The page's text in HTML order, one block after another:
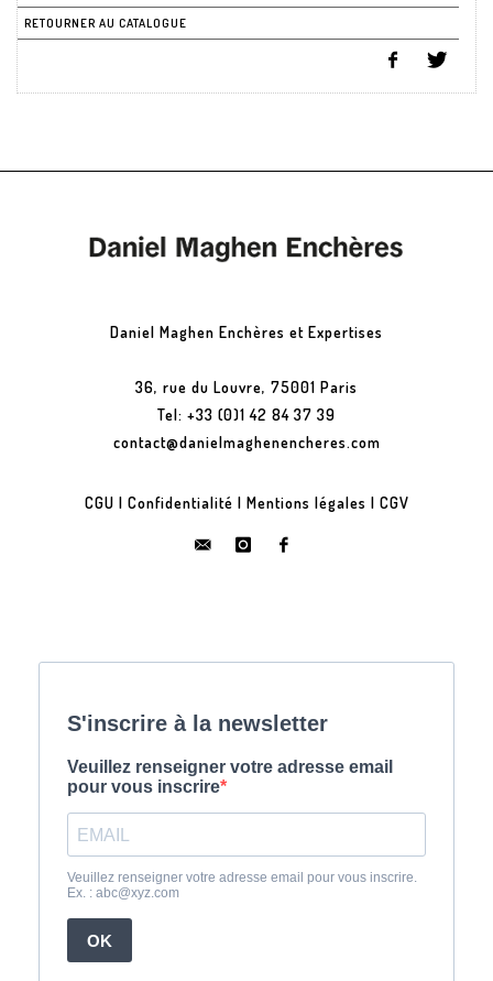
RETOURNER AU CATALOGUE
Daniel Maghen Enchères et Expertises
36, rue du Louvre, 75001 Paris
Tel: +33 (0)1 42 84 37 39
contact@danielmaghenencheres.com
CGU | Confidentialité | Mentions légales | CGV